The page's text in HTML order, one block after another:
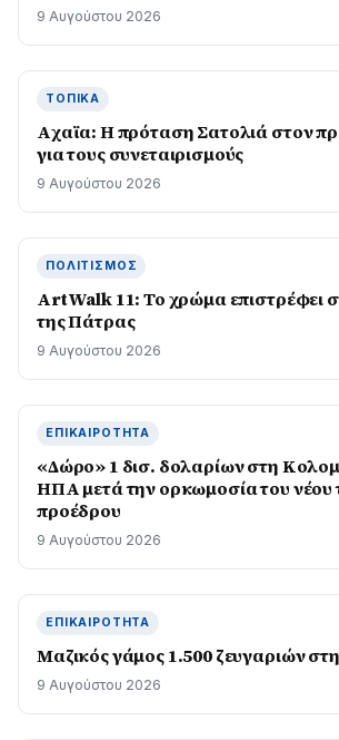
9 Αυγούστου 2026
ΤΟΠΙΚΆ
Aχαϊα: Η πρόταση Σατολιά στον
για τους συνεταιρισμούς
9 Αυγούστου 2026
ΠΟΛΙΤΙΣΜΌΣ
ArtWalk 11: Το χρώμα επιστρέφει
της Πάτρας
9 Αυγούστου 2026
ΕΠΙΚΑΙΡΌΤΗΤΑ
«Δώρο» 1 δισ. δολαρίων στη
ΗΠΑ μετά την ορκωμοσία του νέου
προέδρου
9 Αυγούστου 2026
ΕΠΙΚΑΙΡΌΤΗΤΑ
Μαζικός γάμος 1.500 ζευγαριών
9 Αυγούστου 2026